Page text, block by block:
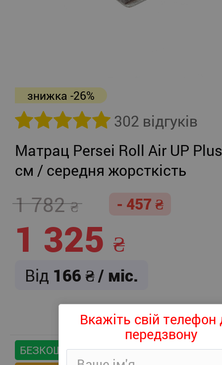
знижка -26%
302 відгуків
Матрац Persei Roll Air UP
см / середня жорсткість
1 782 - 457
1 325
Від 166 / міс.
БЕЗКОШТОВНА ДОСТАВКА
Вкажіть свій телефон
передзвону